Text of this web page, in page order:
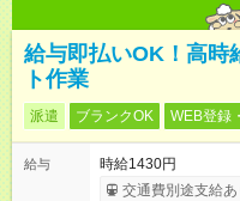
給与即払いOK！高時
ト作業
派遣 ブランクOK WEB登録
給与
時給1430円
交通費別途支給あ